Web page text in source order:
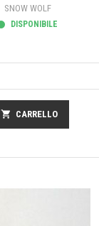
SNOW WOLF
DISPONIBILE
shopping_cart CARRELLO